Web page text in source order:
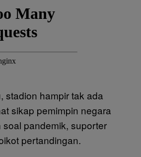
stadion hampir tak ada
sikap pemimpin negara
pandemik, suporter
pertandingan.